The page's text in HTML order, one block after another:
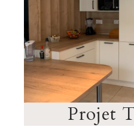
Projet